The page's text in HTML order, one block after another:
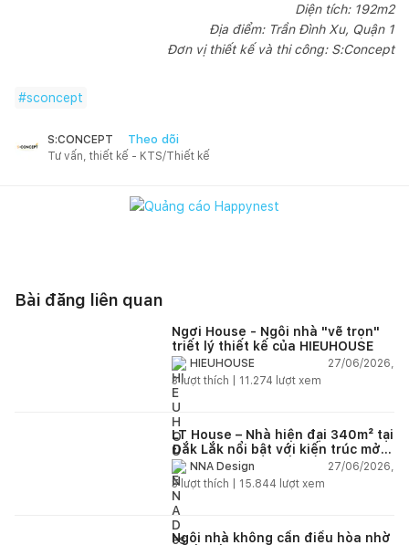
Diện tích: 192m2
Địa điểm: Trần Đình Xu, Quận 1
Đơn vị thiết kế và thi công: S:Concept
#sconcept
S:CONCEPT Theo dõi
Tư vấn, thiết kế - KTS/Thiết kế
Bài đăng liên quan
Ngơi House - Ngôi nhà "vẽ trọn"
triết lý thiết kế của HIEUHOUSE
HIEUHOUSE
27/06/2026,
3lượt thích | 11.274 lượt xem
LT House – Nhà hiện đại 340m² tại
Đắk Lắk nổi bật với kiến trúc mở
và hệ sân vườn kết nối thiên
nhiên
NNA Design
27/06/2026,
3lượt thích | 15.844 lượt xem
Ngôi nhà không cần điều hòa nhờ